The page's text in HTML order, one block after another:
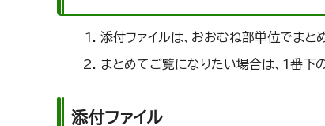
添付ファイルは、おおむね部単位でまと
まとめてご覧になりたい場合は、1番下の
添付ファイル